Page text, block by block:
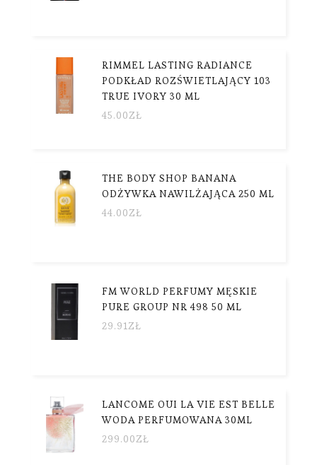
RIMMEL LASTING RADIANCE
PODKŁAD ROZŚWIETLAJĄCY 103
TRUE IVORY 30 ML
45.00ZŁ
THE BODY SHOP BANANA
ODŻYWKA NAWILŻAJĄCA 250 ML
44.00ZŁ
FM WORLD PERFUMY MĘSKIE
PURE GROUP NR 498 50 ML
29.91 ZŁ
LANCOME OUI LA VIE EST BELLE
WODA PERFUMOWANA 30ML
299.00ZŁ